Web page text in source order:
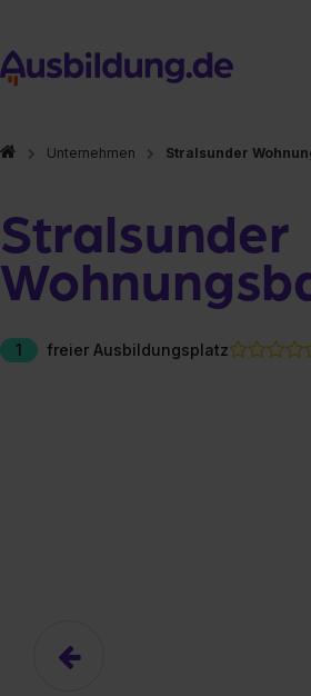
Unternehmen Stralsunder
Stralsunder
1 freier Ausbildungsplatz